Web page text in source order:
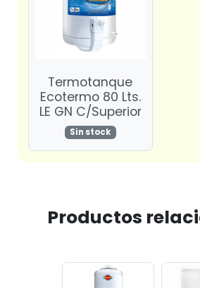
Termotanque
Ecotermo 80 Lts.
LE GN C/Superior
Sin stock
Productos